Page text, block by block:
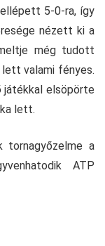
5-0-ra, így
nézett ki a
még tudott
valami fényes.
játékkal elsöpörte
lett.
tornagyőzelme a
ATP